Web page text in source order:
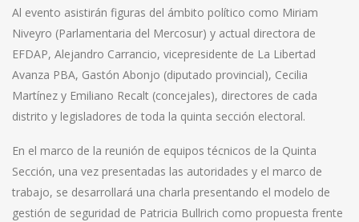
Al evento asistirán figuras del ámbito político como Miriam
Niveyro (Parlamentaria del Mercosur) y actual directora de
EFDAP, Alejandro Carrancio, vicepresidente de La Libertad
Avanza PBA, Gastón Abonjo (diputado provincial), Cecilia
Martínez y Emiliano Recalt (concejales), directores de cada
distrito y legisladores de toda la quinta sección electoral.
En el marco de la reunión de equipos técnicos de la Quinta
Sección, una vez presentadas las autoridades y el marco de
trabajo, se desarrollará una charla presentando el modelo de
gestión de seguridad de Patricia Bullrich como propuesta frente